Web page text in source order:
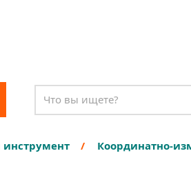
инструмент Координатно-